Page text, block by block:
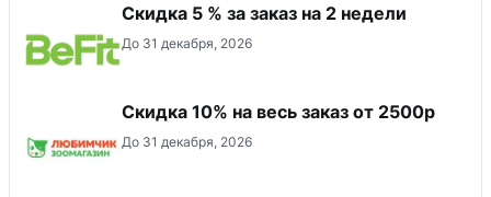
Скидка 5 % за заказ на 2 недели
До 31 декабря, 2026
Скидка 10% на весь заказ от 2500р
До 31 декабря, 2026